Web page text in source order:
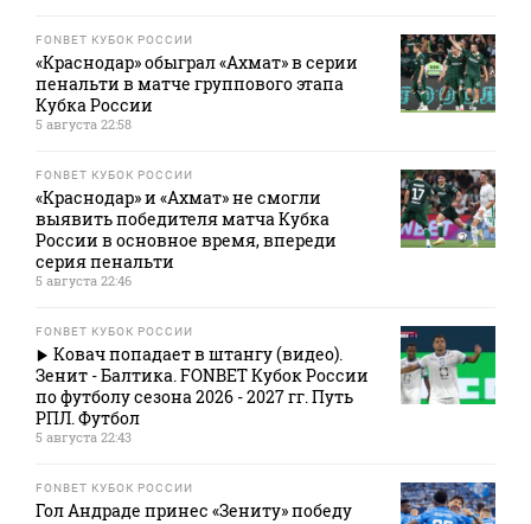
FONBET КУБОК РОССИИ
«Краснодар» обыграл «Ахмат» в серии
пенальти в матче группового этапа
Кубка России
5 августа 22:58
FONBET КУБОК РОССИИ
«Краснодар» и «Ахмат» не смогли
выявить победителя матча Кубка
России в основное время, впереди
серия пенальти
5 августа 22:46
FONBET КУБОК РОССИИ
Ковач попадает в штангу (видео).
Зенит - Балтика. FONBET Кубок России
по футболу сезона 2026 - 2027 гг. Путь
РПЛ. Футбол
5 августа 22:43
FONBET КУБОК РОССИИ
Гол Андраде принес «Зениту» победу